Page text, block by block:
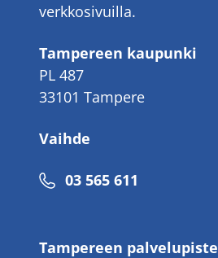
verkkosivuilla.
Tampereen kaupunki
PL 487
33101 Tampere
Vaihde
Puhelinnumero
03 565 611
Tampereen palvelupiste